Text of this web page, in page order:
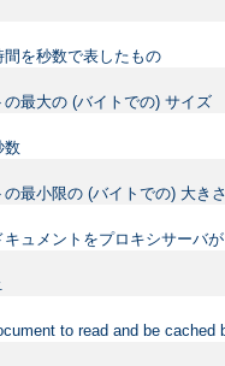
間を秒数で表したもの
最大の (バイトでの) サイズ
数
最小限の (バイトでの) 大き
ュメントをプロキシサーバ
to read and be cached